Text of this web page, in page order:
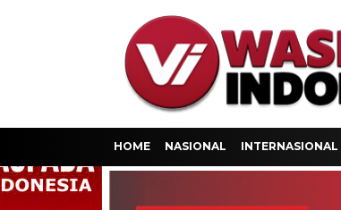
HOME NASIONAL INTERNASIONAL